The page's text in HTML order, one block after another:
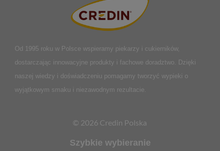
Od 1995 roku w Polsce wspieramy piekarzy i cukierników,
dostarczając innowacyjne produkty i fachowe doradztwo. Dzięki
naszej wiedzy i doświadczeniu pomagamy tworzyć wypieki o
wyjątkowym smaku i niezawodnym rezultacie.
© 2026 Credin Polska
Szybkie wybieranie